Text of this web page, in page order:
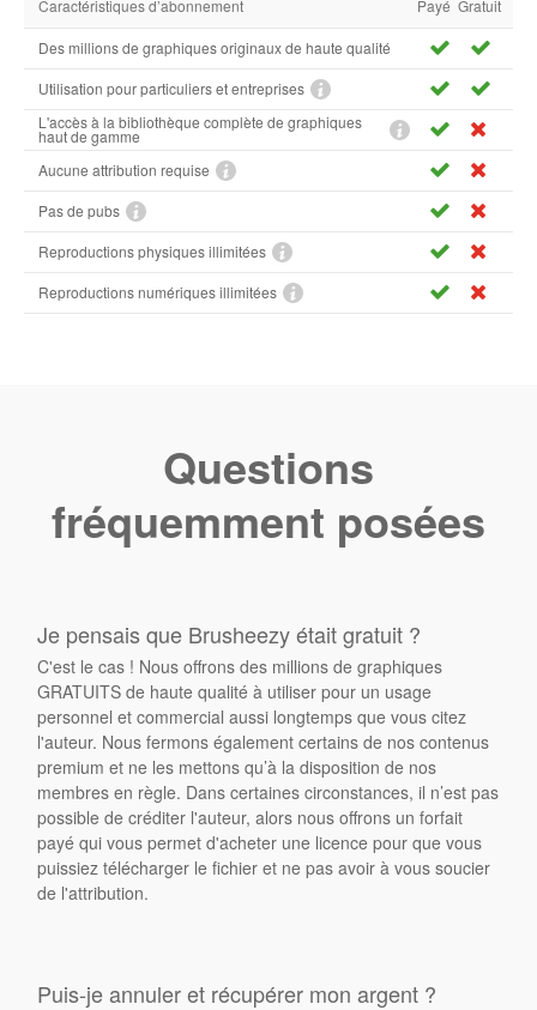
Caractéristiques d’abonnement Payé Gratuit
Des millions de graphiques originaux de haute qualité
Utilisation pour particuliers et entreprises
L'accès à la bibliothèque complète de graphiques
haut de gamme
Aucune attribution requise
Pas de pubs
Reproductions physiques illimitées
Reproductions numériques illimitées
Questions
fréquemment posées
Je pensais que Brusheezy était gratuit ?
C'est le cas ! Nous offrons des millions de graphiques
GRATUITS de haute qualité à utiliser pour un usage
personnel et commercial aussi longtemps que vous citez
l'auteur. Nous fermons également certains de nos contenus
premium et ne les mettons qu’à la disposition de nos
membres en règle. Dans certaines circonstances, il n’est pas
possible de créditer l'auteur, alors nous offrons un forfait
payé qui vous permet d'acheter une licence pour que vous
puissiez télécharger le fichier et ne pas avoir à vous soucier
de l'attribution.
Puis-je annuler et récupérer mon argent ?